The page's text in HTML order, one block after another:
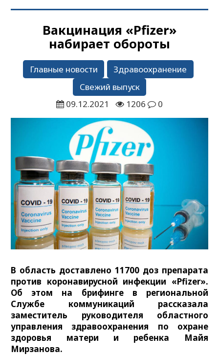
Вакцинация «Pfizer»
набирает обороты
Главные новости
Здравоохранение
Свежий выпуск
09.12.2021
1206 0
В область доставлено 11700 доз препарата
против коронавирусной инфекции «Pfizer».
Об этом на брифинге в региональной
Службе коммуникаций рассказала
заместитель руководителя областного
управления здравоохранения по охране
здоровья матери и ребенка Майя
Мирзанова.